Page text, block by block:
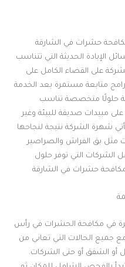
حشرات في الشارقة
الإبادة الحديثة التي تتناسب
على القضاء الكامل على
متابعة مستمرة بعد الخدمة
حلولًا متخصصة تناسب
مبيدات صديقة للبيئة وغير
شهرة الشركة نتيجة لنجاحها
مثل بق الفراش والصراصير
الشركات التي توفر حلول
حشرات في الشارقة
في مكافحة الحشرات في رأس
جميع الحالات التي تعاني من
أو الشقق أو حتى الشركات.